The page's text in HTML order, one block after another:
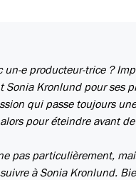
un-e producteur-trice ?
Sonia Kronlund pour ses
qui passe toujours
pour éteindre avant
pas particulièrement,
à Sonia Kronlund.